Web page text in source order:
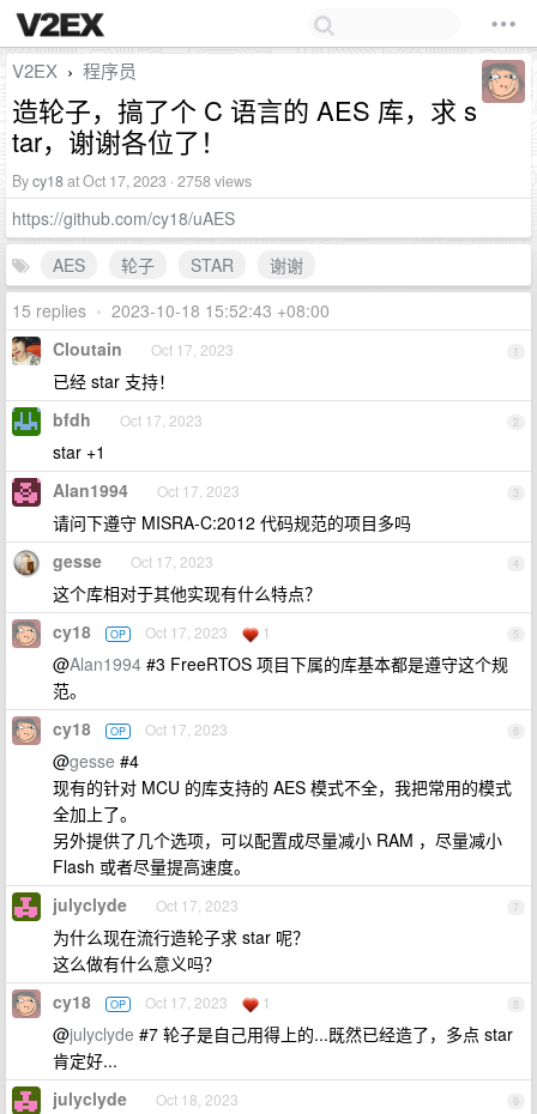
V2EX › 程序员
造轮子，搞了个 C 语言的 AES 库，求 s
tar，谢谢各位了！
Bycy18at Oct 17, 2023 · 2758 views
https://github.com/cy18/uAES
AES
轮子 STAR
谢谢
15 replies • 2023-10-18 15:52:43 +08:00
1
Cloutain Oct 17, 2023
已经 star 支持！
2
bfdh Oct 17, 2023
star +1
3
Alan1994 Oct 17, 2023
请问下遵守 MISRA-C:2012 代码规范的项目多吗
4
gesse Oct 17, 2023
这个库相对于其他实现有什么特点？
5
cy18 OP Oct 17, 2023 1
@Alan1994 #3 FreeRTOS 项目下属的库基本都是遵守这个规
范。
6
cy18 OP Oct 17, 2023
@gesse #4
现有的针对 MCU 的库支持的 AES 模式不全，我把常用的模式
全加上了。
另外提供了几个选项，可以配置成尽量减小 RAM ，尽量减小
Flash 或者尽量提高速度。
7
julyclyde Oct 17, 2023
为什么现在流行造轮子求 star 呢？
这么做有什么意义吗？
8
cy18 OP Oct 17, 2023 1
@julyclyde #7 轮子是自己用得上的...既然已经造了，多点 star
肯定好...
9
julyclyde Oct 18, 2023